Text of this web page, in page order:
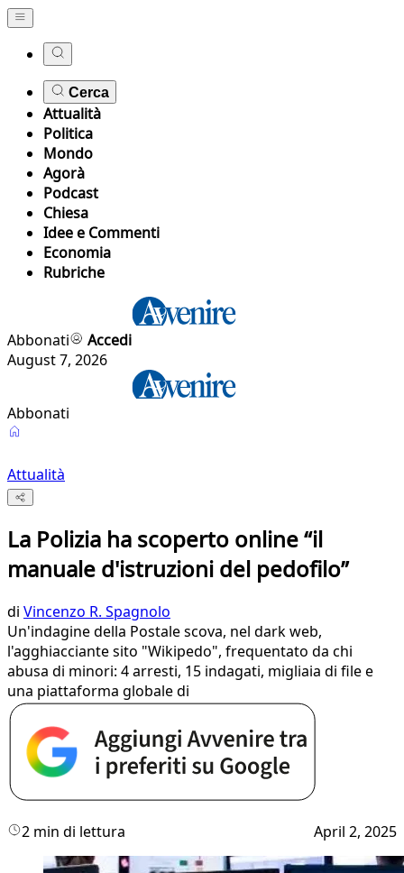
Cerca
Attualità
Politica
Mondo
Agorà
Podcast
Chiesa
Idee e Commenti
Economia
Rubriche
Abbonati
Accedi
August 7, 2026
Abbonati
Attualità
La Polizia ha scoperto online “il
manuale d'istruzioni del pedofilo”
di Vincenzo R. Spagnolo
Un'indagine della Postale scova, nel dark web,
l'agghiacciante sito "Wikipedo", frequentato da chi
abusa di minori: 4 arresti, 15 indagati, migliaia di file e
una piattaforma globale di
2 min di lettura April 2, 2025